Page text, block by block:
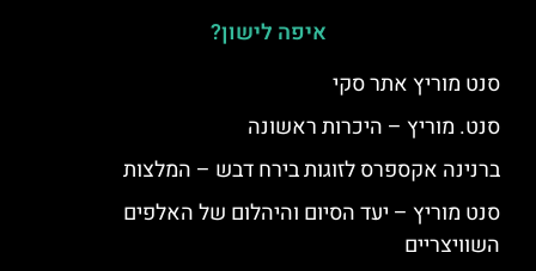
איפה לישון?
סנט מוריץ אתר סקי
סנט. מוריץ – היכרות ראשונה
ברנינה אקספרס לזוגות בירח דבש – המלצות
סנט מוריץ – יעד הסיום והיהלום של האלפים
השוויצריים